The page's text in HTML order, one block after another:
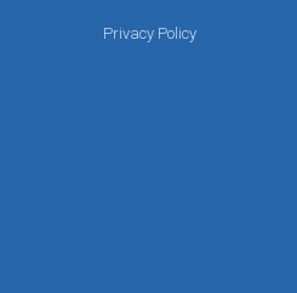
Privacy Policy